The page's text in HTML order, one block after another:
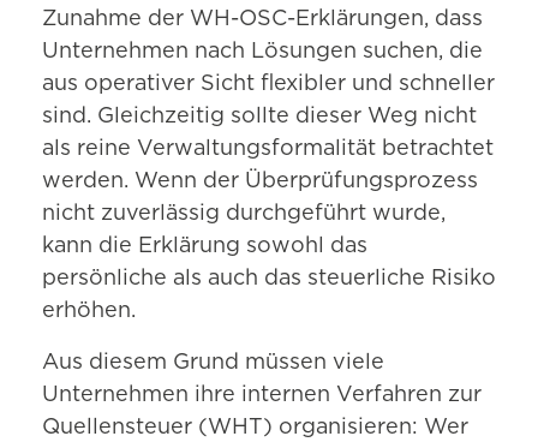
Zunahme der WH-OSC-Erklärungen, dass
Unternehmen nach Lösungen suchen, die
aus operativer Sicht flexibler und schneller
sind. Gleichzeitig sollte dieser Weg nicht
als reine Verwaltungsformalität betrachtet
werden. Wenn der Überprüfungsprozess
nicht zuverlässig durchgeführt wurde,
kann die Erklärung sowohl das
persönliche als auch das steuerliche Risiko
erhöhen.
Aus diesem Grund müssen viele
Unternehmen ihre internen Verfahren zur
Quellensteuer (WHT) organisieren: Wer